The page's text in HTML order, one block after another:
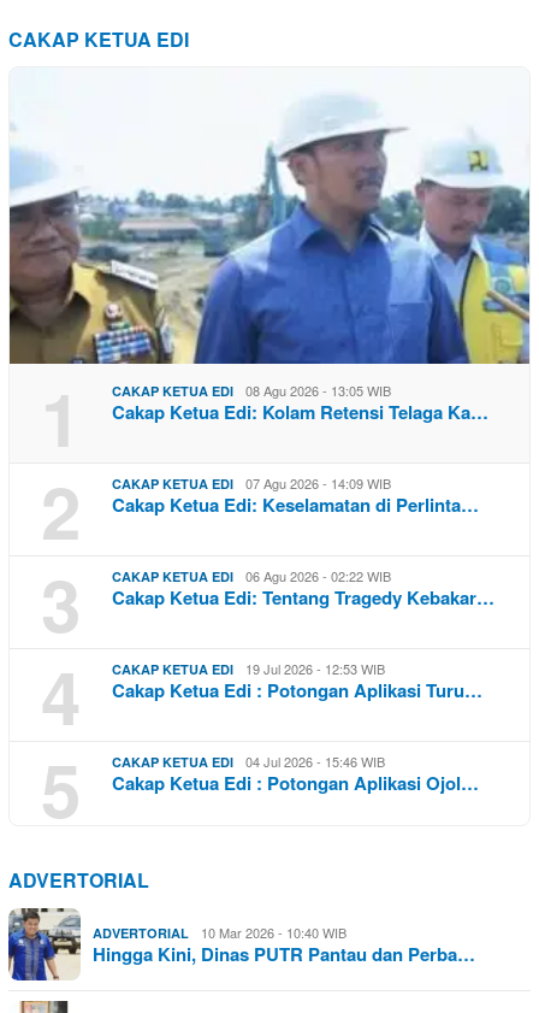
CAKAP KETUA EDI
1 CAKAP KETUA EDI 08 Agu 2026 - 13:05 WIB
Cakap Ketua Edi: Kolam Retensi Telaga Ka…
2 CAKAP KETUA EDI 07 Agu 2026 - 14:09 WIB
Cakap Ketua Edi: Keselamatan di Perlinta…
3 CAKAP KETUA EDI 06 Agu 2026 - 02:22 WIB
Cakap Ketua Edi: Tentang Tragedy Kebakar…
4 CAKAP KETUA EDI 19 Jul 2026 - 12:53 WIB
Cakap Ketua Edi : Potongan Aplikasi Turu…
5 CAKAP KETUA EDI 04 Jul 2026 - 15:46 WIB
Cakap Ketua Edi : Potongan Aplikasi Ojol…
ADVERTORIAL
ADVERTORIAL 10 Mar 2026 - 10:40 WIB
Hingga Kini, Dinas PUTR Pantau dan Perba…